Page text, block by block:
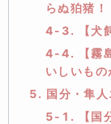
らぬ狛猪！
4-3. 【犬
4-4. 【霧
いしいもの
5. 国分・隼人
5-1. 【国